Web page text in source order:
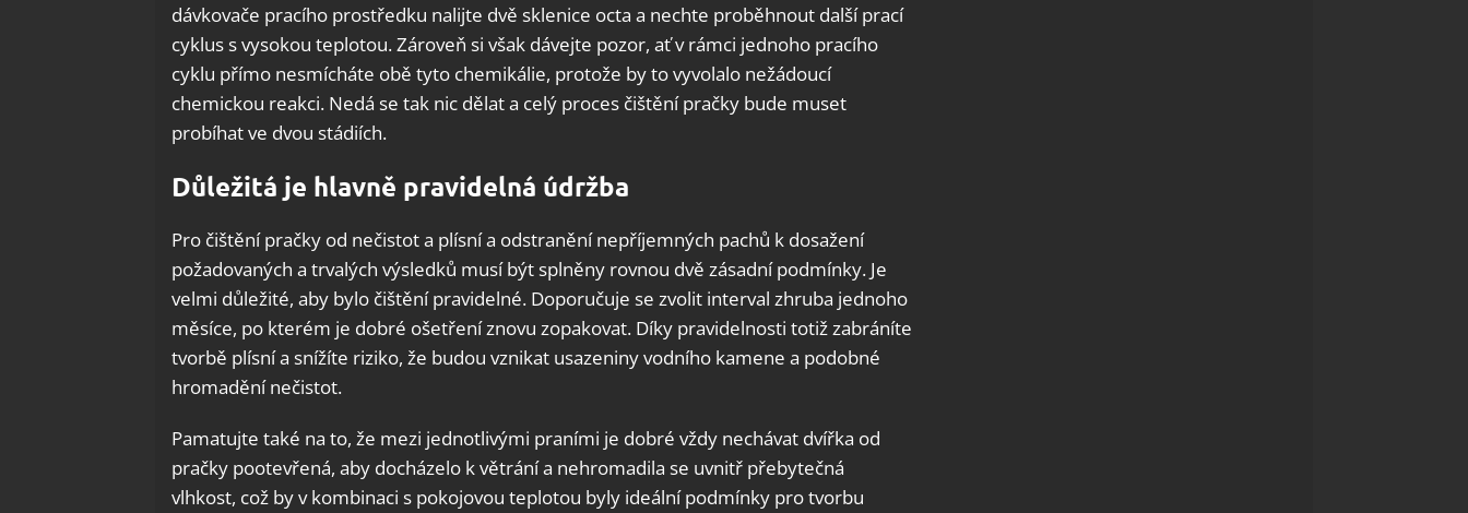
dávkovače pracího prostředku nalijte dvě sklenice octa a nechte proběhnout další prací
cyklus s vysokou teplotou. Zároveň si však dávejte pozor, ať v rámci jednoho pracího
cyklu přímo nesmícháte obě tyto chemikálie, protože by to vyvolalo nežádoucí
chemickou reakci. Nedá se tak nic dělat a celý proces čištění pračky bude muset
probíhat ve dvou stádiích.
Důležitá je hlavně pravidelná údržba
Pro čištění pračky od nečistot a plísní a odstranění nepříjemných pachů k dosažení
požadovaných a trvalých výsledků musí být splněny rovnou dvě zásadní podmínky. Je
velmi důležité, aby bylo čištění pravidelné. Doporučuje se zvolit interval zhruba jednoho
měsíce, po kterém je dobré ošetření znovu zopakovat. Díky pravidelnosti totiž zabráníte
tvorbě plísní a snížíte riziko, že budou vznikat usazeniny vodního kamene a podobné
hromadění nečistot.
Pamatujte také na to, že mezi jednotlivými praními je dobré vždy nechávat dvířka od
pračky pootevřená, aby docházelo k větrání a nehromadila se uvnitř přebytečná
vlhkost, což by v kombinaci s pokojovou teplotou byly ideální podmínky pro tvorbu